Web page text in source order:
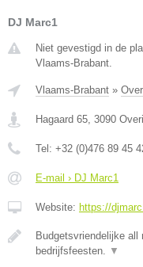
DJ Marc1
Niet gevestigd in de
Vlaams-Brabant.
Vlaams-Brabant »
Hagaard 65, 3090
Tel: +32 (0)476 89 45
E-mail › DJ Marc1
Website: https://
Budgetsvriendelijke all
bedrijfsfeesten. ▼